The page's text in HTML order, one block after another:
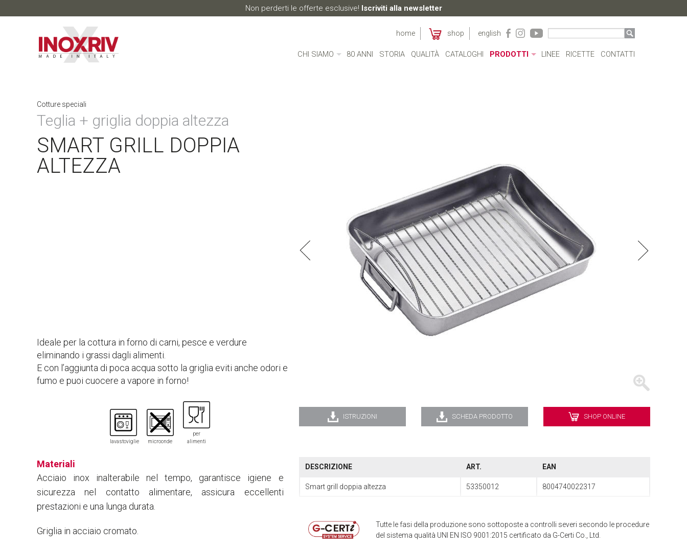
Non perderti le offerte esclusive! Iscriviti alla newsletter
home shop english
CHI SIAMO 80 ANNI STORIA QUALITÀ CATALOGHI PRODOTTI
COTTURE SPECIALI
POSATE
CAFFETTERIA
UTENSILI
COMPLEMENTI TAVOLA
BATTERIE
VASSOI
LINEE RICETTE CONTATTI
Cotture speciali
Teglia + griglia doppia altezza
SMART GRILL DOPPIA
ALTEZZA
Ideale per la cottura in forno di carni, pesce e verdure
eliminando i grassi dagli alimenti.
E con l’aggiunta di poca acqua sotto la griglia eviti anche odori e
fumo e puoi cuocere a vapore in forno!
lavastoviglie microonde
per
alimenti
ISTRUZIONI SCHEDA PRODOTTO SHOP ONLINE
DESCRIZIONE ART. EAN
Smart grill doppia altezza 53350012 8004740022317
Tutte le fasi della produzione sono sottoposte a controlli severi secondo le procedure
del sistema qualità UNI EN ISO 9001:2015 certificato da G-Certi Co., Ltd.
Materiali
Acciaio inox inalterabile nel tempo, garantisce igiene e
sicurezza nel contatto alimentare, assicura eccellenti
prestazioni e una lunga durata.
Griglia in acciaio cromato.